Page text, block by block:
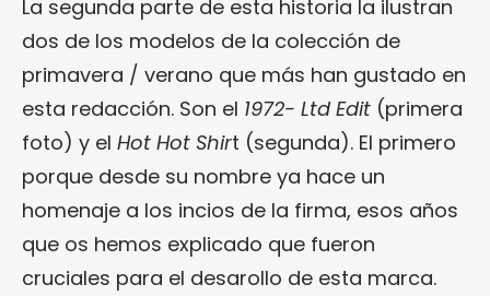
La segunda parte de esta historia la ilustran
dos de los modelos de la colección de
primavera / verano que más han gustado en
esta redacción. Son el 1972- Ltd Edit (primera
foto) y el Hot Hot Shirt (segunda). El primero
porque desde su nombre ya hace un
homenaje a los incios de la firma, esos años
que os hemos explicado que fueron
cruciales para el desarollo de esta marca.